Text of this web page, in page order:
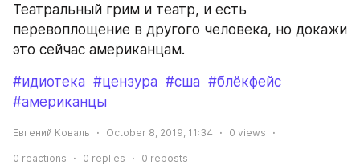
Театральный грим и театр, и есть
перевоплощение в другого человека, но докажи
это сейчас американцам.
#идиотека #цензура #сша #блёкфейс
#американцы
Евгений Коваль October 8, 2019, 11:34 0 views
0 reactions 0 replies 0 reposts